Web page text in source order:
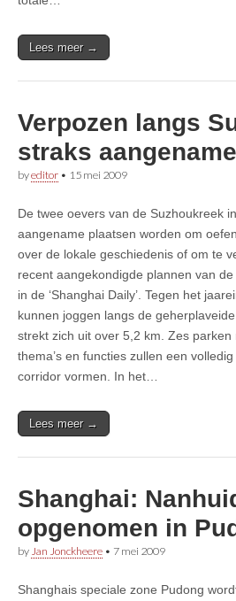
Lees meer →
Verpozen langs
straks
byeditor • 15 mei 2009
De twee oevers van de Suzhoukreek
aangename plaatsen worden om
over de lokale geschiedenis of om te
recent aangekondigde plannen van
in de ‘Shanghai Daily’. Tegen het
kunnen joggen langs de
strekt zich uit over 5,2 km. Zes parken
thema’s en functies zullen een
corridor vormen. In het…
Lees meer →
Shanghai:
opgenomen in
by Jan Jonckheere • 7 mei 2009
Shanghais speciale zone Pudong